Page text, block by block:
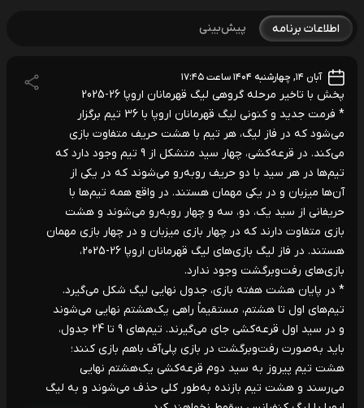
اطلاعات برنامه پیش‌بینی
آبان ۱۴, چهارشنبه ۱۴۰۴ ساعت ۱۷:۴۵
پخش با تاخیر مرحله گروهی لیگ قهرمانان اروپا 26-2025
* فرمت جدید و کنونی لیگ قهرمانان اروپا با 36 تیم برگزار
می‌شود که در فاز لیگ، هر تیم با هشت حریف متفاوت بازی
می‌کند. در قرعه‌کشی، چهار سید متشکل از 9 تیم وجود دارد که
تیم‌ها در هر سید با دو حریف روبه‌رو می‌شوند که در یکی از
آن‌ها میزبان و در یکی مهمان هستند. در واقع همه تیم‌ها با
حریفانی از سید یک، دو، سه و چهار روبه‌رو می‌شوند و هشت
بازی متفاوت دارند که در چهار بازی میزبان و در چهار بازی مهمان
هستند. در فاز لیگ بازی‌های لیگ قهرمانان اروپا 26-2025،
بازی‌های رفت‌وبرگشت وجود ندارد.
* در پایان هشت هفته بازی، جدول نهایی لیگ شکل می‌گیرد.
تیم‌های اول تا هشتم، مستقیماً راهی یک‌هشتم نهایی می‌شوند
و در سید اول قرعه‌کشی جای می‌گیرند. تیم‌های 9 تا 24 جدول،
باید به‌صورت رفت‌وبرگشت در بازی پلی‌آف باهم بازی کنند؛
هشت تیم پیروز به سید دوم قرعه‌کشی یک‌هشتم نهایی
می‌رسند و هشت تیم بازنده به‌طور کلی حذف می‌شوند و به لیگ